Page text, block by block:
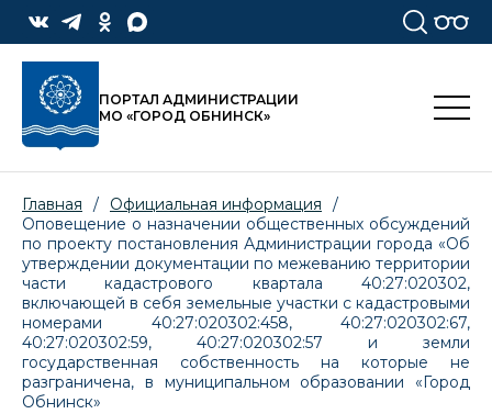
ПОРТАЛ АДМИНИСТРАЦИИ
МО «ГОРОД ОБНИНСК»
Главная / Официальная информация
/
Оповещение о назначении общественных обсуждений
по проекту постановления Администрации города «Об
утверждении документации по межеванию территории
части кадастрового квартала 40:27:020302,
включающей в себя земельные участки с кадастровыми
номерами 40:27:020302:458, 40:27:020302:67,
40:27:020302:59, 40:27:020302:57 и земли
государственная собственность на которые не
разграничена, в муниципальном образовании «Город
Обнинск»